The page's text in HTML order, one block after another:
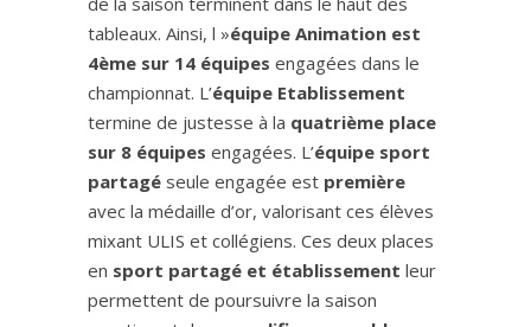
tableaux. Ainsi, l »équipe Animation est
4ème sur 14 équipes engagées dans le
championnat. L’équipe Etablissement
termine de justesse à la quatrième place
sur 8 équipes engagées. L’équipe sport
partagé seule engagée est première
avec la médaille d’or, valorisant ces élèves
mixant ULIS et collégiens. Ces deux places
en sport partagé et établissement leur
permettent de poursuivre la saison